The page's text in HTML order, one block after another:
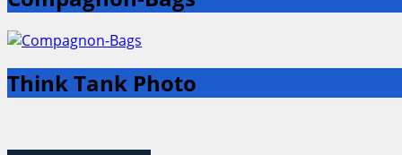
Think Tank Photo